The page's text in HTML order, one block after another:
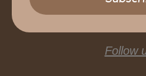
Follow